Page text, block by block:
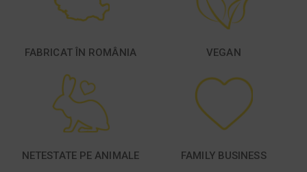
FABRICAT ÎN ROMÂNIA VEGAN
NETESTATE PE ANIMALE FAMILY BUSINESS